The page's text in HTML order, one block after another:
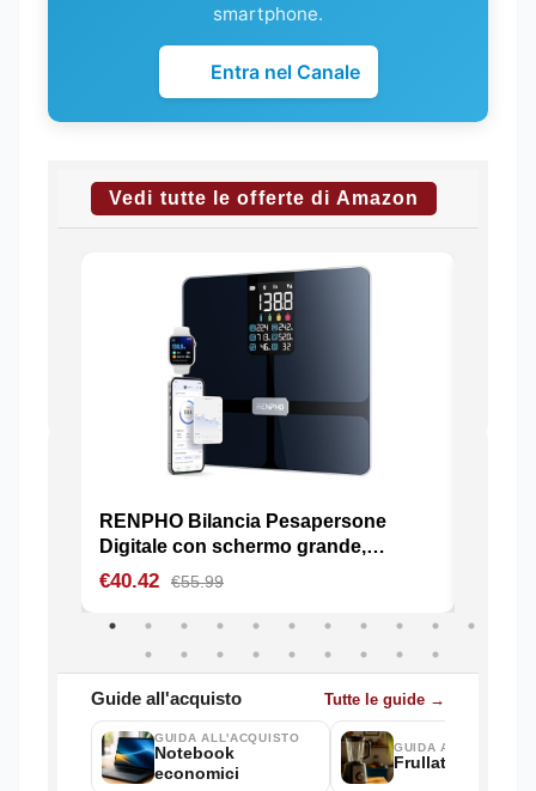
smartphone.
Entra nel Canale